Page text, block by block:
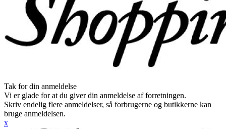
Tak for din anmeldelse
Vi er glade for at du giver din anmeldelse af forretningen.
Skriv endelig flere anmeldelser, så forbrugerne og butikkerne kan
bruge anmeldelsen.
x